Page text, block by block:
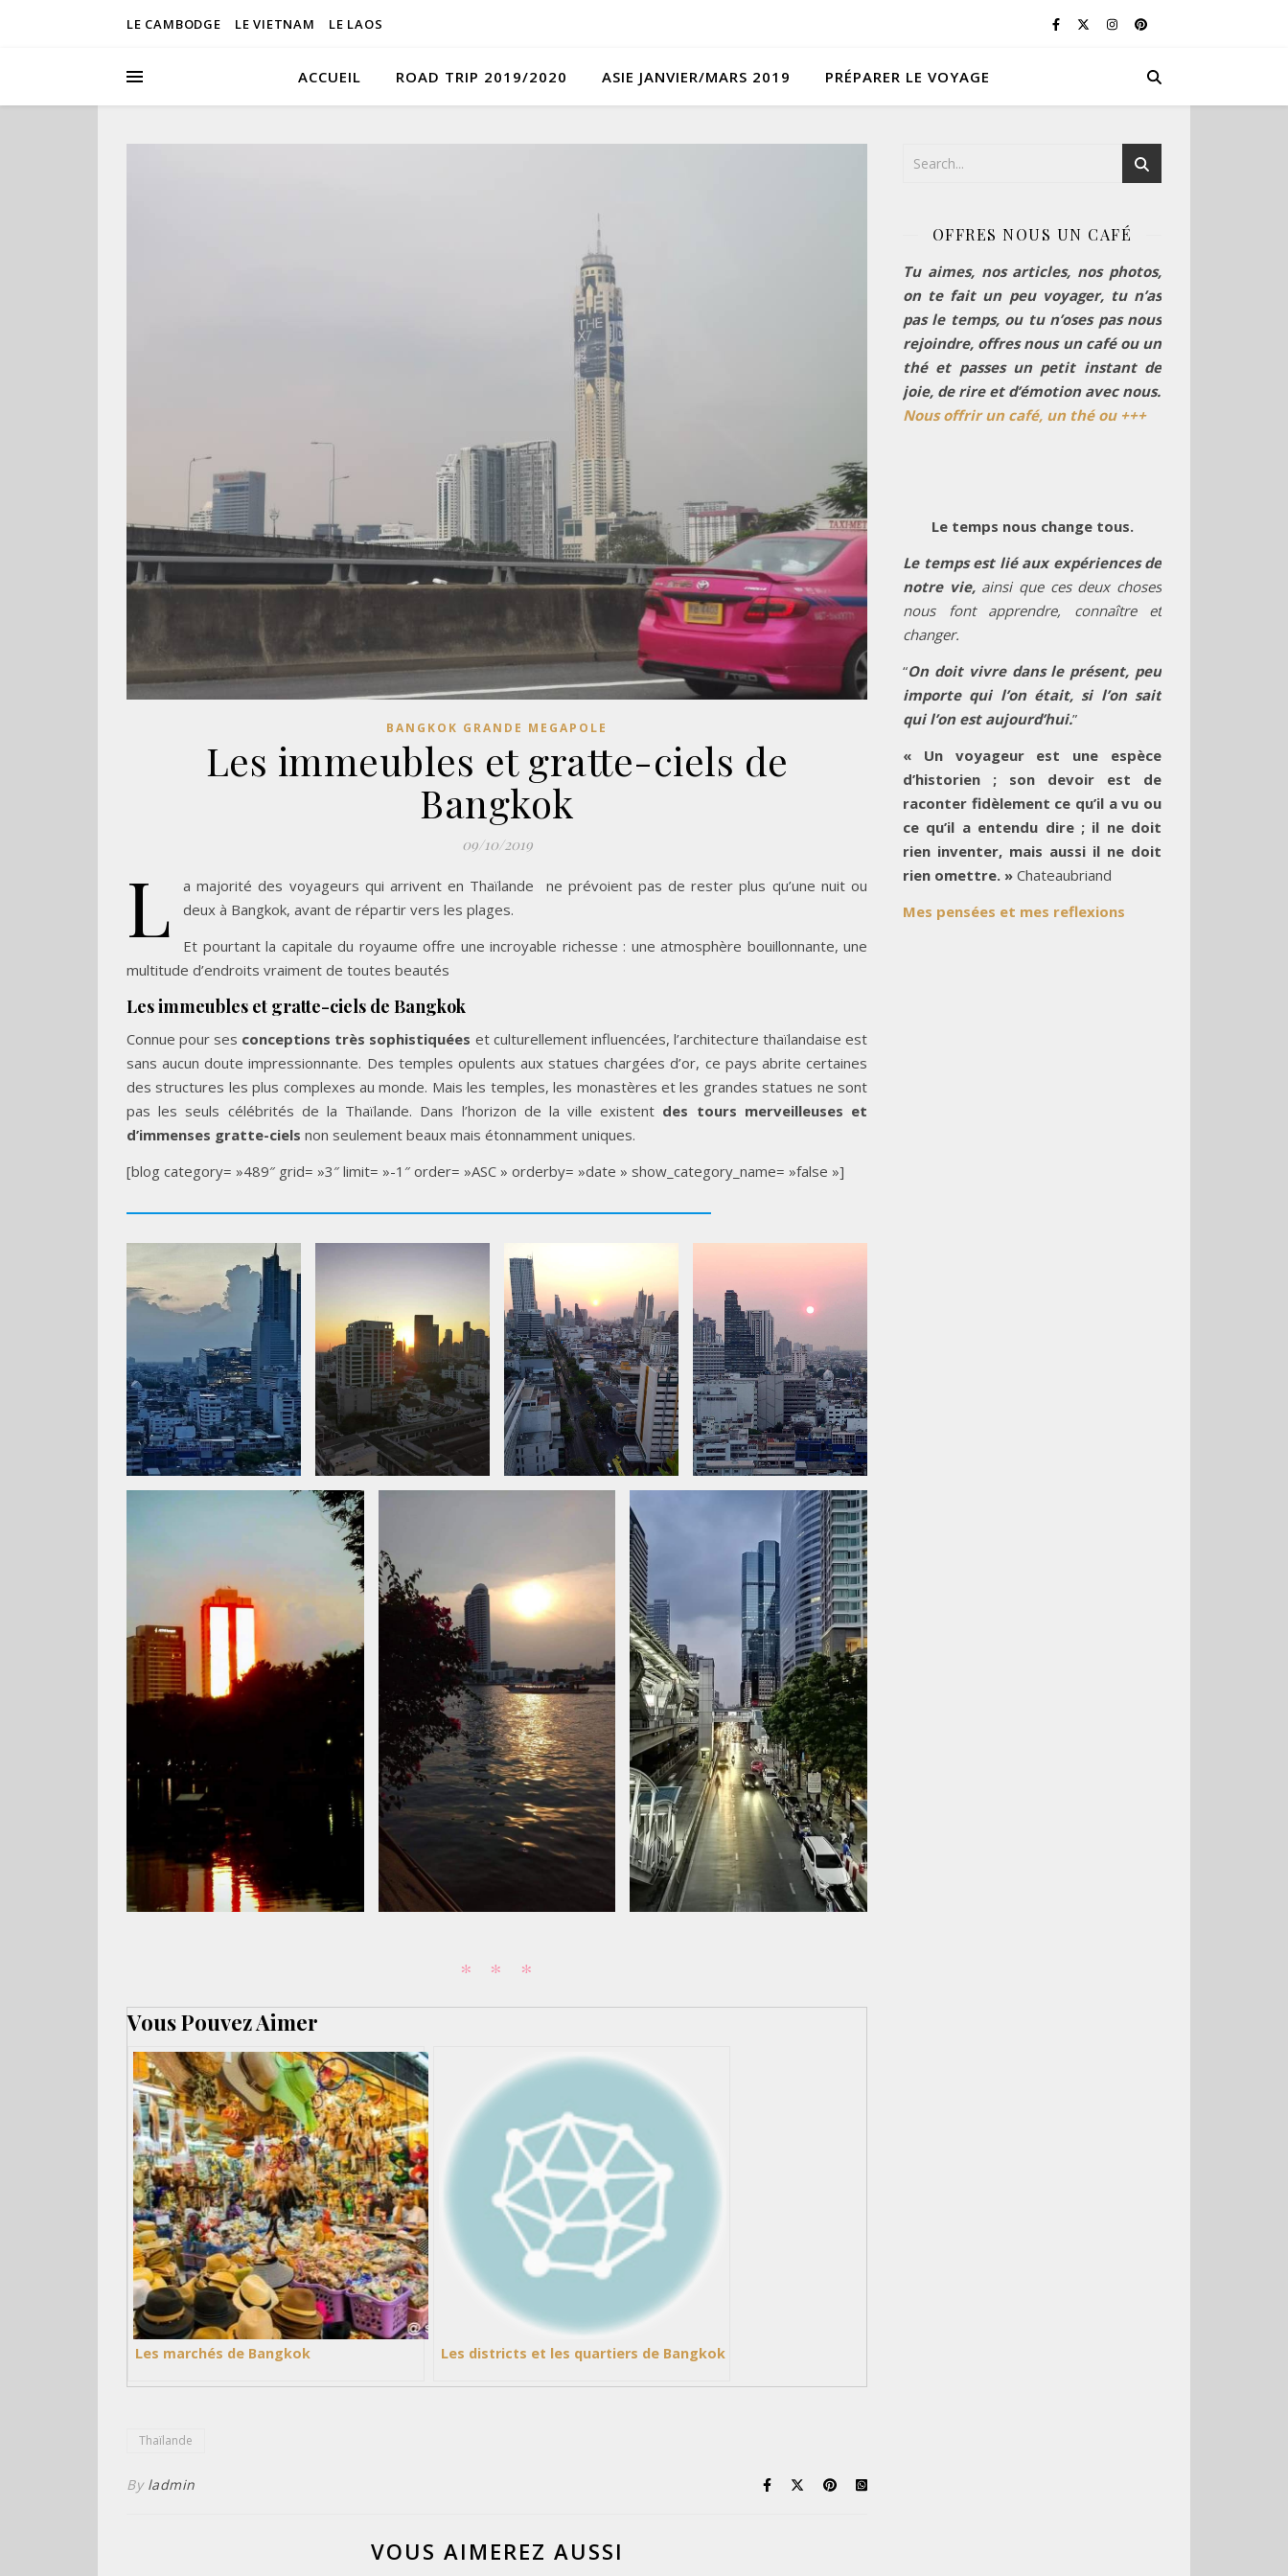
LE CAMBODGE LE VIETNAM LE LAOS
ACCUEIL ROAD TRIP 2019/2020 ASIE JANVIER/MARS 2019 PRÉPARER LE VOYAGE
BANGKOK GRANDE MEGAPOLE
Les immeubles et gratte-ciels de
Bangkok
09/10/2019
L
a majorité des voyageurs qui arrivent en Thaïlande ne prévoient pas de rester plus qu’une nuit ou
deux à Bangkok, avant de répartir vers les plages.
Et pourtant la capitale du royaume offre une incroyable richesse : une atmosphère bouillonnante, une
multitude d’endroits vraiment de toutes beautés
Les immeubles et gratte-ciels de Bangkok
Connue pour ses conceptions très sophistiquées et culturellement influencées, l’architecture thaïlandaise est
sans aucun doute impressionnante. Des temples opulents aux statues chargées d’or, ce pays abrite certaines
des structures les plus complexes au monde. Mais les temples, les monastères et les grandes statues ne sont
pas les seuls célébrités de la Thaïlande. Dans l’horizon de la ville existent des tours merveilleuses et
d’immenses gratte-ciels non seulement beaux mais étonnamment uniques.
[blog category= »489″ grid= »3″ limit= »-1″ order= »ASC » orderby= »date » show_category_name= »false »]
Vous Pouvez Aimer
Les marchés de Bangkok Les districts et les quartiers de Bangkok
Thaïlande
By ladmin
VOUS AIMEREZ AUSSI
OFFRES NOUS UN CAFÉ
Tu aimes, nos articles, nos photos,
on te fait un peu voyager, tu n’as
pas le temps, ou tu n’oses pas nous
rejoindre, offres nous un café ou un
thé et passes un petit instant de
joie, de rire et d’émotion avec nous.
Nous offrir un café, un thé ou +++
Le temps nous change tous.
Le temps est lié aux expériences de
notre vie, ainsi que ces deux choses
nous font apprendre, connaître et
changer.
“On doit vivre dans le présent, peu
importe qui l’on était, si l’on sait
qui l’on est aujourd’hui.”
« Un voyageur est une espèce
d’historien ; son devoir est de
raconter fidèlement ce qu’il a vu ou
ce qu’il a entendu dire ; il ne doit
rien inventer, mais aussi il ne doit
rien omettre. » Chateaubriand
Mes pensées et mes reflexions